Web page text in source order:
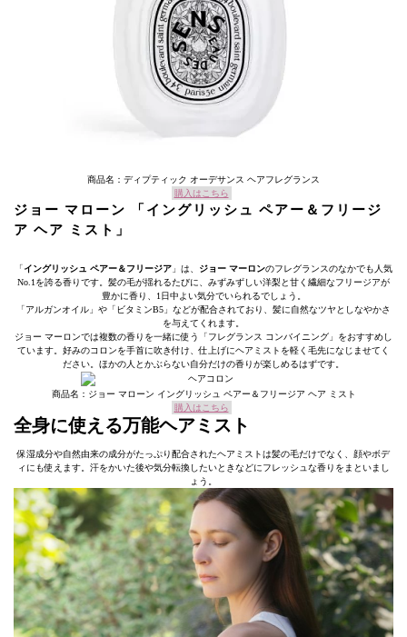
商品名：ディプティック オーデサンス ヘアフレグランス
購入はこちら
ジョー マローン 「イングリッシュ ペアー＆フリージ
ア ヘア ミスト」
「 イングリッシュ ペアー＆フリージア 」は、 ジョー マーロンのフレグランスのなかでも人気
No.1を誇る香りです。髪の毛が揺れるたびに、みずみずしい洋梨と甘く繊細なフリージアが
豊かに香り、1日中よい気分でいられるでしょう。
「アルガンオイル」や「ビタミンB5」などが配合されており、髪に自然なツヤとしなやかさ
を与えてくれます。
ジョー マーロンでは複数の香りを一緒に使う「フレグランス コンバイニング」をおすすめし
ています。好みのコロンを手首に吹き付け、仕上げにヘアミストを軽く毛先になじませてく
ださい。ほかの人とかぶらない自分だけの香りが楽しめるはずです。
商品名：ジョー マローン イングリッシュ ペアー＆フリージア ヘア ミスト
購入はこちら
全身に使える万能ヘアミスト
保湿成分や自然由来の成分がたっぷり配合されたヘアミストは髪の毛だけでなく、顔やボデ
ィにも使えます。汗をかいた後や気分転換したいときなどにフレッシュな香りをまといまし
ょう。